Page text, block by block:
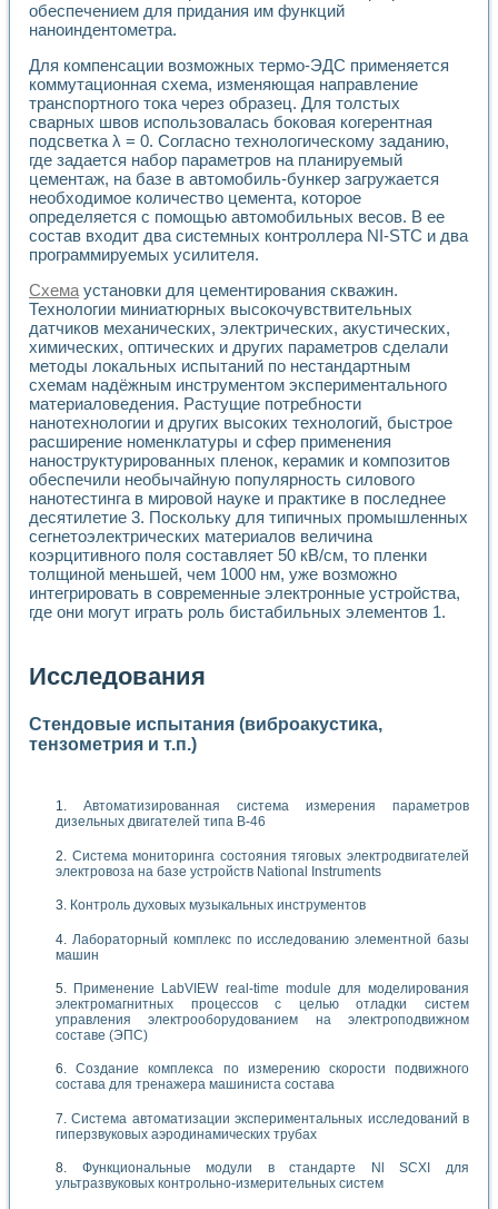
обеспечением для придания им функций
наноиндентометра.
Для компенсации возможных термо-ЭДС применяется
коммутационная схема, изменяющая направление
транспортного тока через образец. Для толстых
сварных швов использовалась боковая когерентная
подсветка λ = 0. Согласно технологическому заданию,
где задается набор параметров на планируемый
цементаж, на базе в автомобиль-бункер загружается
необходимое количество цемента, которое
определяется с помощью автомобильных весов. В ее
состав входит два системных контроллера NI-STC и два
программируемых усилителя.
Схемаустановки для цементирования скважин.
Технологии миниатюрных высокочувствительных
датчиков механических, электрических, акустических,
химических, оптических и других параметров сделали
методы локальных испытаний по нестандартным
схемам надёжным инструментом экспериментального
материаловедения. Растущие потребности
нанотехнологии и других высоких технологий, быстрое
расширение номенклатуры и сфер применения
наноструктурированных пленок, керамик и композитов
обеспечили необычайную популярность силового
нанотестинга в мировой науке и практике в последнее
десятилетие 3. Поскольку для типичных промышленных
сегнетоэлектрических материалов величина
коэрцитивного поля составляет 50 кВ/см, то пленки
толщиной меньшей, чем 1000 нм, уже возможно
интегрировать в современные электронные устройства,
где они могут играть роль бистабильных элементов 1.
Исследования
Стендовые испытания (виброакустика,
тензометрия и т.п.)
Автоматизированная система измерения параметров
дизельных двигателей типа В-46
Система мониторинга состояния тяговых электродвигателей
электровоза на базе устройств National Instruments
Контроль духовых музыкальных инструментов
Лабораторный комплекс по исследованию элементной базы
машин
Применение LabVIEW real-time module для моделирования
электромагнитных процессов с целью отладки систем
управления электрооборудованием на электроподвижном
составе (ЭПС)
Создание комплекса по измерению скорости подвижного
состава для тренажера машиниста состава
Система автоматизации экспериментальных исследований в
гиперзвуковых аэродинамических трубах
Функциональные модули в стандарте Nl SCXI для
ультразвуковых контрольно-измерительных систем